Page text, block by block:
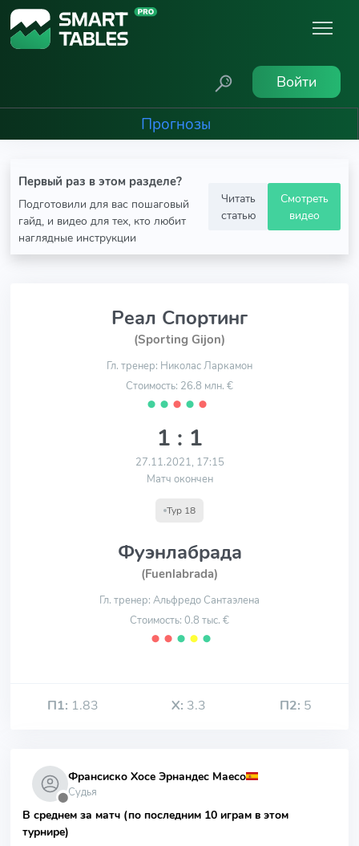
Войти
Прогнозы
Первый раз в этом разделе?
Подготовили для вас пошаговый
гайд, и видео для тех, кто любит
наглядные инструкции
Читать
статью
Смотреть
видео
Реал Спортинг
(Sporting Gijon)
Гл. тренер: Николас Ларкамон
Стоимость: 26.8 млн. €
⬤ ⬤ ⬤ ⬤ ⬤
1 : 1
27.11.2021, 17:15
Матч окончен
Тур 18
Фуэнлабрада
(Fuenlabrada)
Гл. тренер: Альфредо Сантаэлена
Стоимость: 0.8 тыс. €
⬤ ⬤ ⬤ ⬤ ⬤
П1: 1.83 Х: 3.3 П2: 5
⬤
Франсиско Хосе Эрнандес Маесо
Судья
В среднем за матч (по последним 10 играм в этом
турнире)